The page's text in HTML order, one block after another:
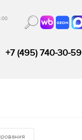
+7 (495) 740-30-59